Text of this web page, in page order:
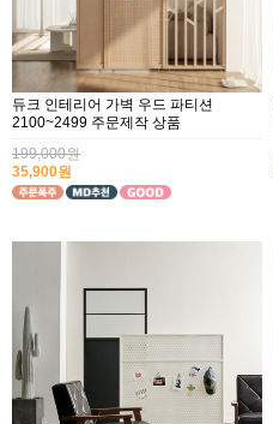
듀크 인테리어 가벽 우드 파티션
2100~2499 주문제작 상품
199,000원
35,900원